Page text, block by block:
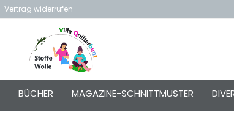
Vertrag widerrufen
BÜCHER MAGAZINE-SCHNITTMUSTER